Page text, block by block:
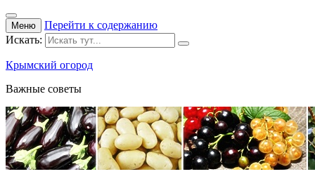
Меню
Перейти к содержанию
Искать:
Крымский огород
Важные советы